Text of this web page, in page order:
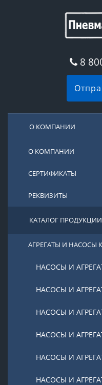
8
О КОМПАНИИ
О КОМПАНИИ
СЕРТИФИКАТЫ
РЕКВИЗИТЫ
КАТАЛОГ ПРОДУКЦИИ
АГРЕГАТЫ И НАСОСЫ К
НАСОСЫ И
НАСОСЫ И
НАСОСЫ И
НАСОСЫ И
НАСОСЫ И
НАСОСЫ И